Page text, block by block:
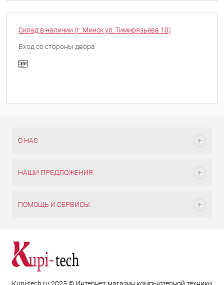
Склад в наличии (г. Минск ул. Тимирязьева 10)
Вход со стороны двора
О НАС
НАШИ ПРЕДЛОЖЕНИЯ
ПОМОЩЬ И СЕРВИСЫ